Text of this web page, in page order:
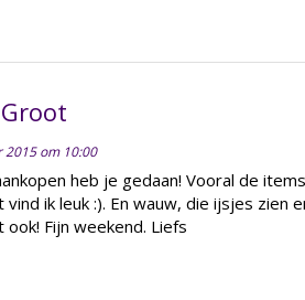
2015 om 10:00
heb je gedaan! Vooral de
vind ik leuk :). En wauw, die ijsjes zien
ook! Fijn weekend. Liefs